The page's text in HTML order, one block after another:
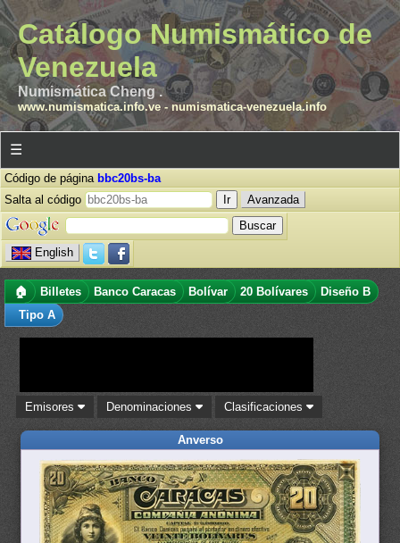
Catálogo Numismático de
Venezuela
Numismática Cheng .
www.numismatica.info.ve- numismatica-venezuela.info
☰
Código de página bbc20bs-ba
Salta al código
Avanzada
English
🏠 Billetes Banco Caracas Bolívar 20 Bolívares
Diseño B
Tipo A
Emisores Denominaciones Clasificaciones
Anverso